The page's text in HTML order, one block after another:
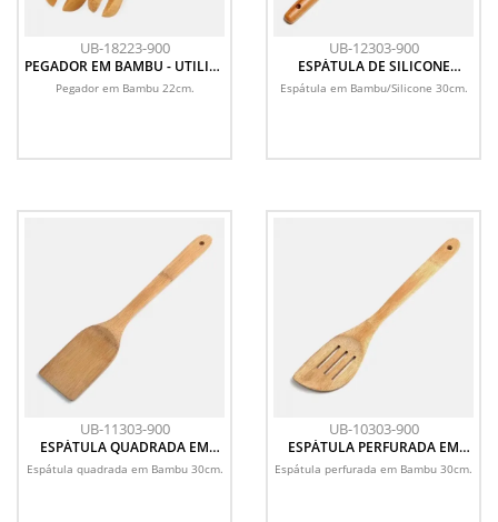
UB-18223-900
PEGADOR EM BAMBU - UTILITY
- 22 CM
Pegador em Bambu 22cm.
UB-12303-900
ESPÁTULA DE SILICONE
BAMBU UTILITY TAMANHO 30
CM
Espátula em Bambu/Silicone 30cm.
UB-11303-900
ESPÁTULA QUADRADA EM
BAMBU UTILITY - 30 CM
Espátula quadrada em Bambu 30cm.
UB-10303-900
ESPÁTULA PERFURADA EM
BAMBU UTILITY - 30 CM
Espátula perfurada em Bambu 30cm.